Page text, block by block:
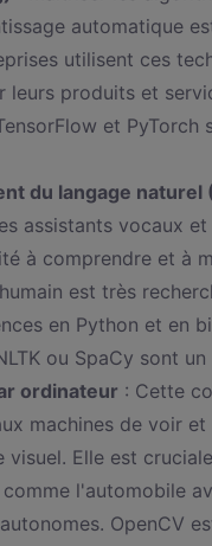
automatique
utilisent ces
leurs produits et
et PyTorch
du langage naturel
assistants vocaux
à comprendre et à
est très
en Python et en
ou SpaCy sont
ordinateur : Cette
machines de voir
visuel. Elle est
l'automobile
OpenCV